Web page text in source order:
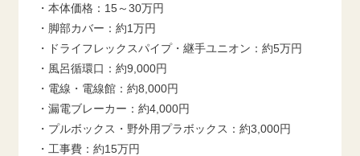
・本体価格：15～30万円
・脚部カバー：約1万円
・ドライフレックスパイプ・継手ユニオン：約5万円
・風呂循環口：約9,000円
・電線・電線館：約8,000円
・漏電ブレーカー：約4,000円
・プルボックス・野外用プラボックス：約3,000円
・工事費：約15万円